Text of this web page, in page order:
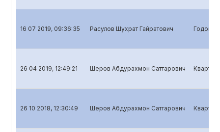
16 07 2019, 09:36:35 Расулов Шухрат Гайратович Годовой
26 04 2019, 12:49:21 Шеров Абдурахмон Саттарович
26 10 2018, 12:30:49 Шеров Абдурахмон Саттарович